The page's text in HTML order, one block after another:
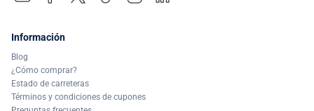
Información
Blog
¿Cómo comprar?
Estado de carreteras
Términos y condiciones de cupones